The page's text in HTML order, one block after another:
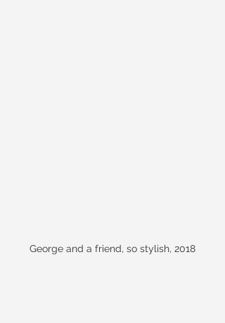
George and a friend, so stylish, 2018